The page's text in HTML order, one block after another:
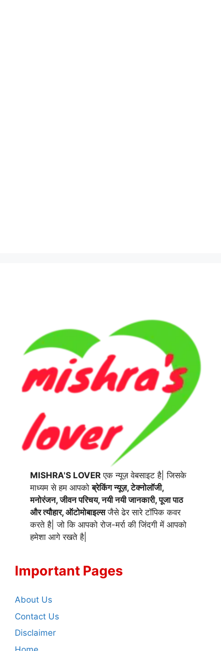
MISHRA'S LOVER एक न्यूज़ वेबसाइट है| जिसके
माध्यम से हम आपकोब्रेकिंग न्यूज़, टेक्नोलॉजी,
मनोरंजन, जीवन परिचय, नयी नयी जानकारी, पूजा पाठ
और त्यौहार, ऑटोमोबाइल्सजैसे ढेर सारे टॉपिक कवर
करते है| जो कि आपको रोज-मर्रा की जिंदगी में आपको
हमेशा आगे रखते है|
Important Pages
About Us
Contact Us
Disclaimer